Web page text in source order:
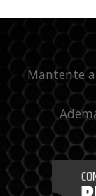
Mantente